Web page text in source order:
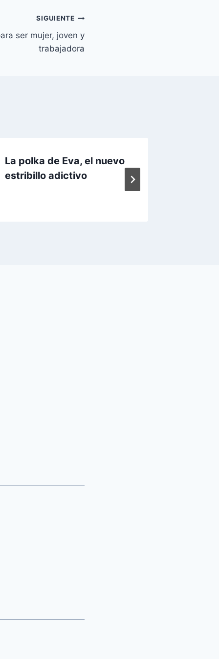
SIGUIENTE
ser mujer, joven y
trabajadora
La polka de Eva, el nuevo
estribillo adictivo